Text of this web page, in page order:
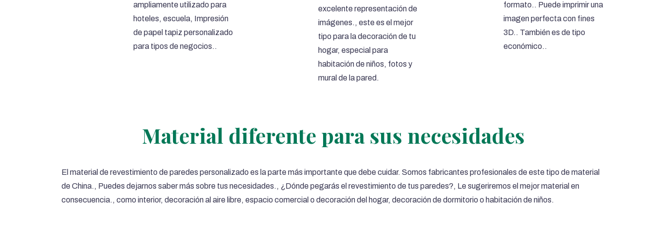
ampliamente utilizado para
hoteles, escuela, Impresión
de papel tapiz personalizado
para tipos de negocios..
excelente representación de
imágenes., este es el mejor
tipo para la decoración de tu
hogar, especial para
habitación de niños, fotos y
mural de la pared.
formato.. Puede imprimir una
imagen perfecta con fines
3D.. También es de tipo
económico..
Material diferente para sus necesidades
El material de revestimiento de paredes personalizado es la parte más importante que debe cuidar. Somos fabricantes profesionales de este tipo de material
de China., Puedes dejarnos saber más sobre tus necesidades., ¿Dónde pegarás el revestimiento de tus paredes?, Le sugeriremos el mejor material en
consecuencia., como interior, decoración al aire libre, espacio comercial o decoración del hogar, decoración de dormitorio o habitación de niños.